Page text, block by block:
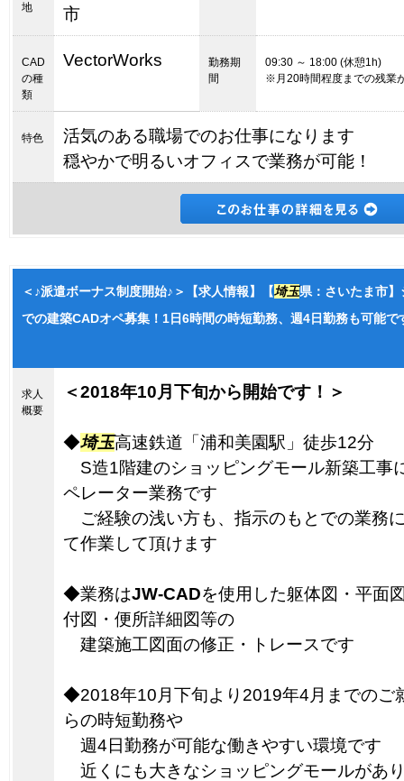
地
市
CAD
の種
類
VectorWorks
勤務期
間
09:30 ～ 18:00 (休憩1h)
※月20時間程度までの残業
特色
活気のある職場でのお仕事になります
穏やかで明るいオフィスで業務が可能！
＜♪派遣ボーナス制度開始♪＞【求人情報】【埼玉県：さいたま市
での建築CADオペ募集！1日6時間の時短勤務、週4日勤務も可能
求人
概要
＜2018年10月下旬から開始です！＞
◆埼玉高速鉄道「浦和美園駅」徒歩12分
S造1階建のショッピングモール新築工事
ペレーター業務です
ご経験の浅い方も、指示のもとでの業務
て作業して頂けます
◆業務はJW-CADを使用した躯体図・平面
付図・便所詳細図等の
建築施工図面の修正・トレースです
◆2018年10月下旬より2019年4月までのご
らの時短勤務や
週4日勤務が可能な働きやすい環境です
近くにも大きなショッピングモールがあ